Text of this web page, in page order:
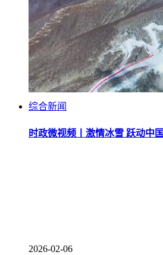
综合新闻
时政微视频丨激情冰雪 跃动中国
2026-02-06